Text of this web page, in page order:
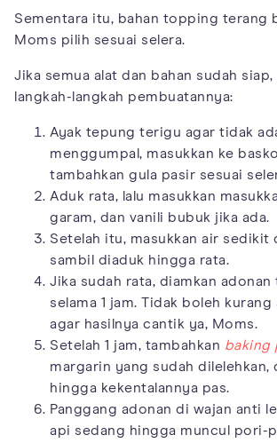
Sementara itu, bahan topping terang
Moms pilih sesuai selera.
Jika semua alat dan bahan sudah
langkah-langkah pembuatannya:
Ayak tepung terigu agar tidak
menggumpal, masukkan ke
tambahkan gula pasir sesuai
Aduk rata, lalu masukkan
garam, dan vanili bubuk jika ada.
Setelah itu, masukkan air sedikit
sambil diaduk hingga rata.
Jika sudah rata, diamkan adonan
selama 1 jam. Tidak boleh
agar hasilnya cantik ya, Moms.
Setelah 1 jam, tambahkan baking
margarin yang sudah dilelehkan,
hingga kekentalannya pas.
Panggang adonan di wajan anti
api sedang hingga muncul pori-